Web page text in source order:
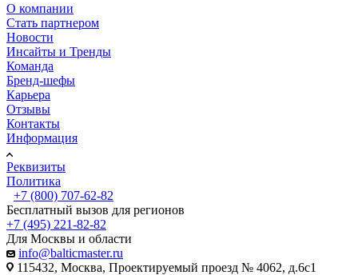
О компании
Стать партнером
Новости
Инсайты и Тренды
Команда
Бренд-шефы
Карьера
Отзывы
Контакты
Информация
Реквизиты
Политика
+7 (800) 707-62-82
Бесплатный вызов для регионов
+7 (495) 221-82-82
Для Москвы и области
info@balticmaster.ru
115432, Москва, Проектируемый проезд № 4062, д.6с1